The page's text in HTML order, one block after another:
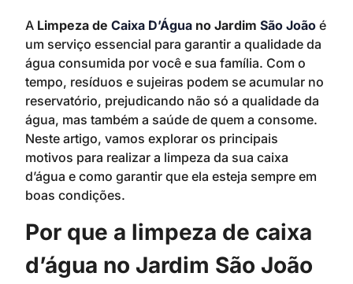
A Limpeza de Caixa D’Água no Jardim São João é
um serviço essencial para garantir a qualidade da
água consumida por você e sua família. Com o
tempo, resíduos e sujeiras podem se acumular no
reservatório, prejudicando não só a qualidade da
água, mas também a saúde de quem a consome.
Neste artigo, vamos explorar os principais
motivos para realizar a limpeza da sua caixa
d’água e como garantir que ela esteja sempre em
boas condições.
Por que a limpeza de caixa
d’água no Jardim São João